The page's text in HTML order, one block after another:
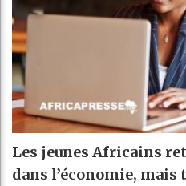
Les jeunes Africains
dans l’économie,